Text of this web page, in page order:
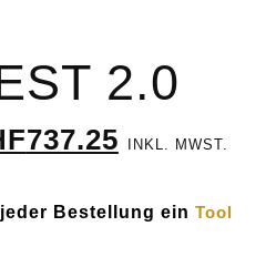
2.0
737.25 INKL. MWST.
Bestellung ein Tool